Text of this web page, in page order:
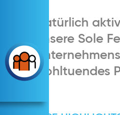
Natürlich
unsere Sole
wohltuendes